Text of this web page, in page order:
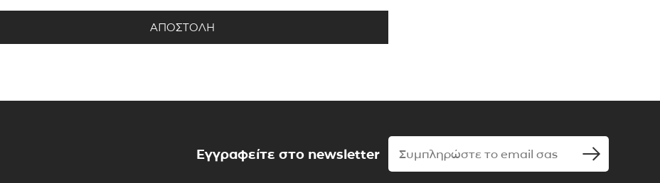
Εγγραφείτε στο newsletter